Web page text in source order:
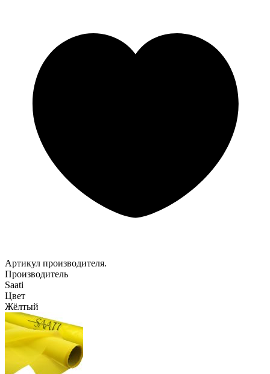
Артикул производителя.
Производитель
Saati
Цвет
Жёлтый